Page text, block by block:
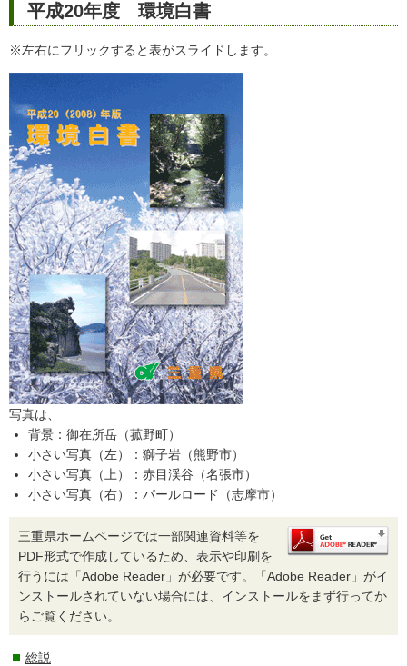
平成20年度 環境白書
※左右にフリックすると表がスライドします。
写真は、
背景：御在所岳（菰野町）
小さい写真（左）：獅子岩（熊野市）
小さい写真（上）：赤目渓谷（名張市）
小さい写真（右）：パールロード（志摩市）
三重県ホームページでは一部関連資料等を
PDF形式で作成しているため、表示や印刷を
行うには「Adobe Reader」が必要です。「Adobe Reader」がイ
ンストールされていない場合には、インストールをまず行ってか
らご覧ください。
総説